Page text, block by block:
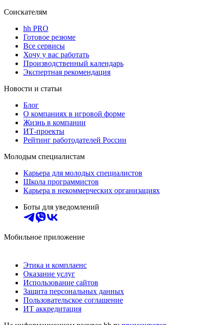
Соискателям
hh PRO
Готовое резюме
Все сервисы
Хочу у вас работать
Производственный календарь
Экспертная рекомендация
Новости и статьи
Блог
О компаниях в игровой форме
Жизнь в компании
ИТ-проекты
Рейтинг работодателей России
Молодым специалистам
Карьера для молодых специалистов
Школа программистов
Карьера в некоммерческих организациях
Боты для уведомлений
Мобильное приложение
Этика и комплаенс
Оказание услуг
Использование сайтов
Защита персональных данных
Пользовательское соглашение
ИТ аккредитация